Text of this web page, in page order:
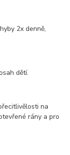
2x denně,
dětí.
na
rány a pro